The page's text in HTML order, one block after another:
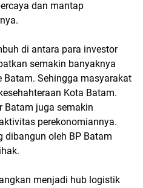
dan mantap
di antara para investor
semakin banyaknya
Sehingga masyarakat
Kota Batam.
Batam juga semakin
perekonomiannya.
dibangun oleh BP Batam
menjadi hub logistik